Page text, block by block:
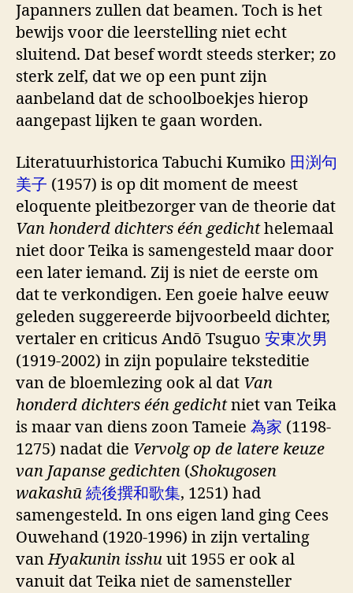
Japanners zullen dat beamen. Toch is het
bewijs voor die leerstelling niet echt
sluitend. Dat besef wordt steeds sterker; zo
sterk zelf, dat we op een punt zijn
aanbeland dat de schoolboekjes hierop
aangepast lijken te gaan worden.
Literatuurhistorica Tabuchi Kumiko 田渕句
美子 (1957) is op dit moment de meest
eloquente pleitbezorger van de theorie dat
Van honderd dichters één gedichthelemaal
niet door Teika is samengesteld maar door
een later iemand. Zij is niet de eerste om
dat te verkondigen. Een goeie halve eeuw
geleden suggereerde bijvoorbeeld dichter,
vertaler en criticus Andō Tsuguo 安東次男
(1919-2002) in zijn populaire teksteditie
van de bloemlezing ook al dat Van
honderd dichters één gedichtniet van Teika
is maar van diens zoon Tameie 為家 (1198-
1275) nadat die Vervolg op de latere keuze
van Japanse gedichten (Shokugosen
wakashū 続後撰和歌集, 1251) had
samengesteld. In ons eigen land ging Cees
Ouwehand (1920-1996) in zijn vertaling
vanHyakunin isshu uit 1955 er ook al
vanuit dat Teika niet de samensteller